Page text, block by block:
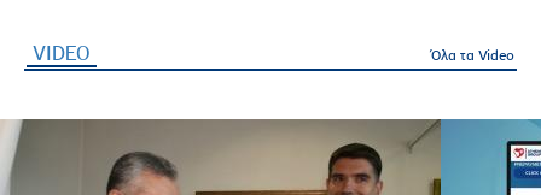
VIDEO Όλα τα Video